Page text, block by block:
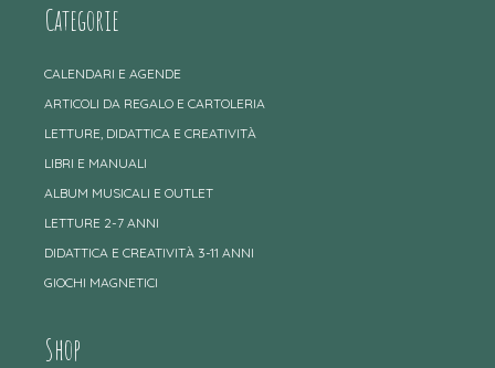
Categorie
CALENDARI E AGENDE
ARTICOLI DA REGALO E CARTOLERIA
LETTURE, DIDATTICA E CREATIVITÀ
LIBRI E MANUALI
ALBUM MUSICALI E OUTLET
LETTURE 2-7 ANNI
DIDATTICA E CREATIVITÀ 3-11 ANNI
GIOCHI MAGNETICI
Shop